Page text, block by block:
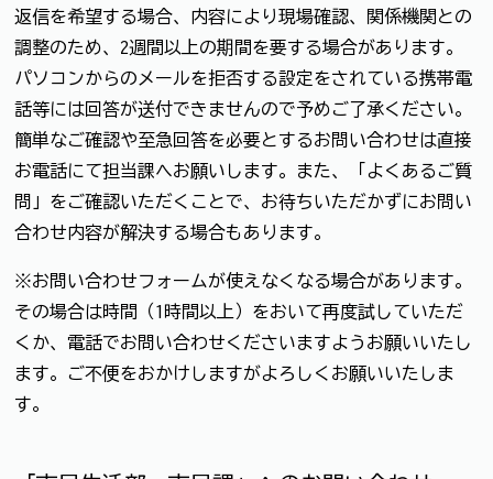
返信を希望する場合、内容により現場確認、関係機関との
調整のため、2週間以上の期間を要する場合があります。
パソコンからのメールを拒否する設定をされている携帯電
話等には回答が送付できませんので予めご了承ください。
簡単なご確認や至急回答を必要とするお問い合わせは直接
お電話にて担当課へお願いします。また、「よくあるご質
問」をご確認いただくことで、お待ちいただかずにお問い
合わせ内容が解決する場合もあります。
※お問い合わせフォームが使えなくなる場合があります。
その場合は時間（1時間以上）をおいて再度試していただ
くか、電話でお問い合わせくださいますようお願いいたし
ます。ご不便をおかけしますがよろしくお願いいたしま
す。